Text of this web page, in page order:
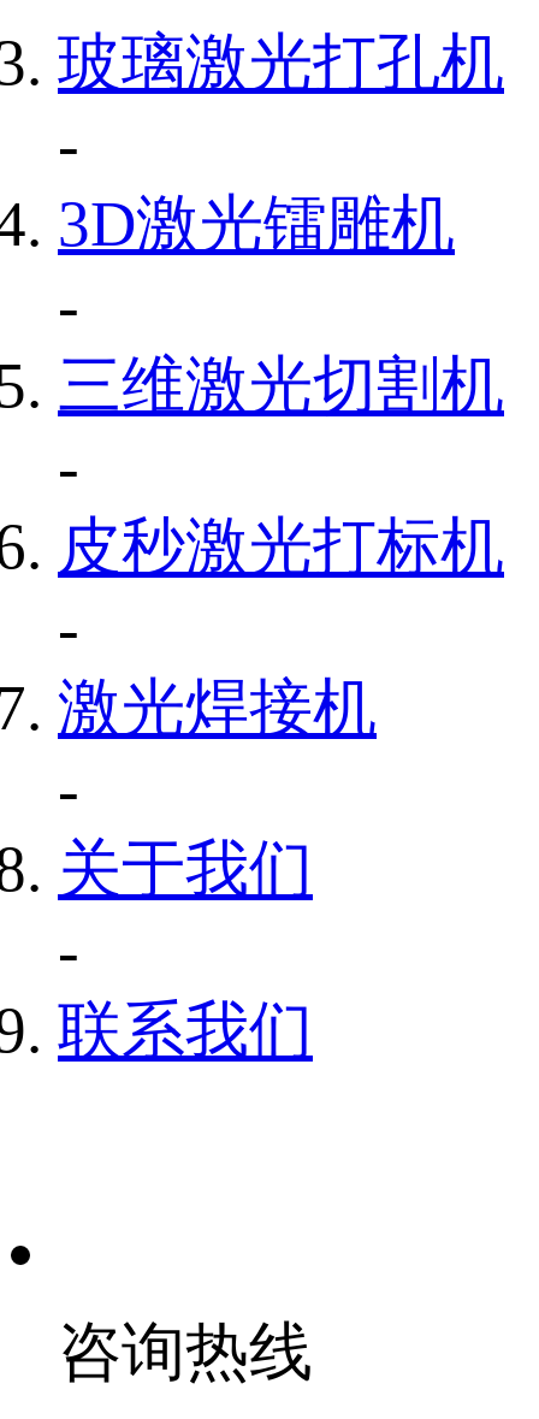
玻璃激光打孔机
-
3D激光镭雕机
-
三维激光切割机
-
皮秒激光打标机
-
激光焊接机
-
关于我们
-
联系我们
咨询热线